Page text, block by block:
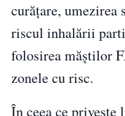
curățare, umezirea
riscul inhalării
folosirea măștilor
zonele cu risc.
În ceea ce